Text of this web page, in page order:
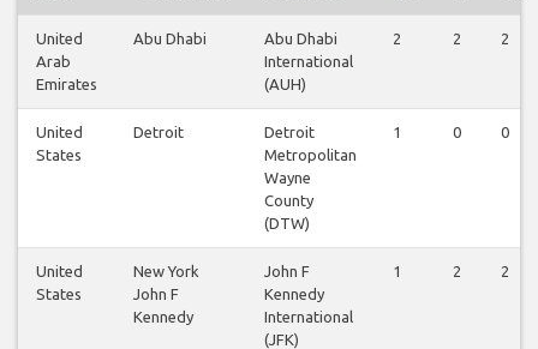
United
Arab
Emirates
Abu Dhabi
Abu Dhabi
International
(AUH)
2 2 2
United
States
Detroit
Detroit
Metropolitan
Wayne
County
(DTW)
1 0 0
United
States
New York
John F
Kennedy
John F
Kennedy
International
(JFK)
1 2 2